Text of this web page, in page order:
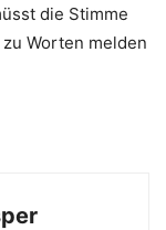
die Stimme
Worten melden